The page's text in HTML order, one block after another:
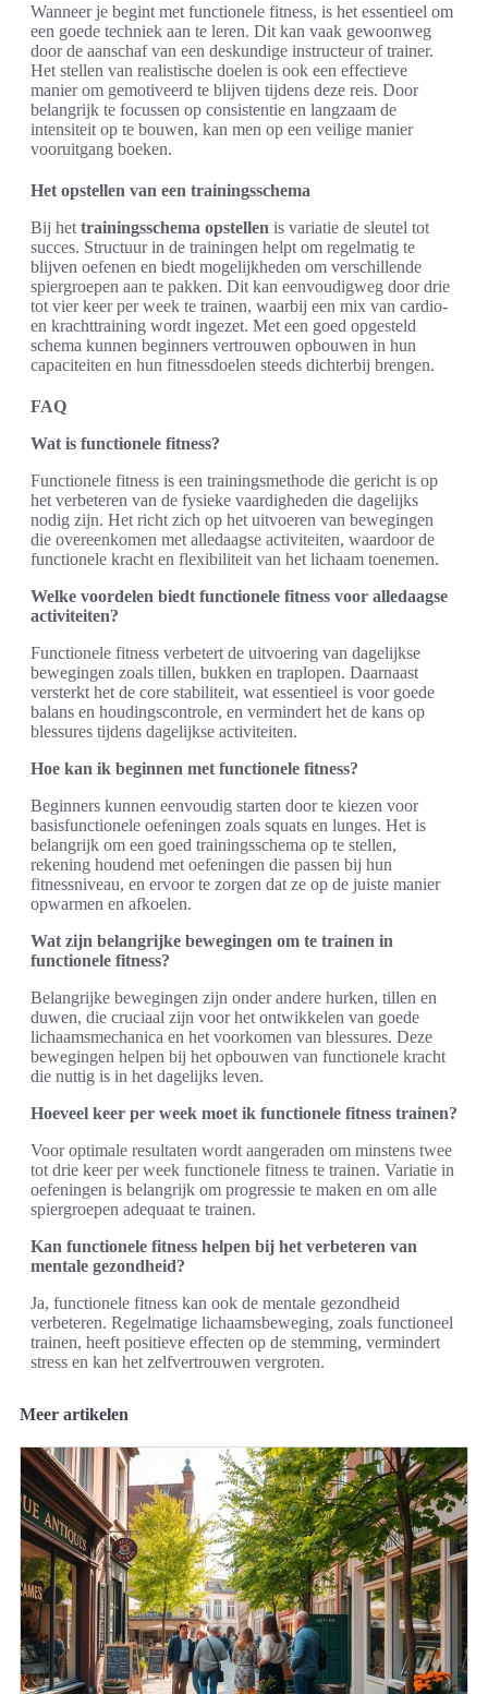
Wanneer je begint met functionele fitness, is het essentieel om
een goede techniek aan te leren. Dit kan vaak gewoonweg
door de aanschaf van een deskundige instructeur of trainer.
Het stellen van realistische doelen is ook een effectieve
manier om gemotiveerd te blijven tijdens deze reis. Door
belangrijk te focussen op consistentie en langzaam de
intensiteit op te bouwen, kan men op een veilige manier
vooruitgang boeken.
Het opstellen van een trainingsschema
Bij het trainingsschema opstellen is variatie de sleutel tot
succes. Structuur in de trainingen helpt om regelmatig te
blijven oefenen en biedt mogelijkheden om verschillende
spiergroepen aan te pakken. Dit kan eenvoudigweg door drie
tot vier keer per week te trainen, waarbij een mix van cardio-
en krachttraining wordt ingezet. Met een goed opgesteld
schema kunnen beginners vertrouwen opbouwen in hun
capaciteiten en hun fitnessdoelen steeds dichterbij brengen.
FAQ
Wat is functionele fitness?
Functionele fitness is een trainingsmethode die gericht is op
het verbeteren van de fysieke vaardigheden die dagelijks
nodig zijn. Het richt zich op het uitvoeren van bewegingen
die overeenkomen met alledaagse activiteiten, waardoor de
functionele kracht en flexibiliteit van het lichaam toenemen.
Welke voordelen biedt functionele fitness voor alledaagse
activiteiten?
Functionele fitness verbetert de uitvoering van dagelijkse
bewegingen zoals tillen, bukken en traplopen. Daarnaast
versterkt het de core stabiliteit, wat essentieel is voor goede
balans en houdingscontrole, en vermindert het de kans op
blessures tijdens dagelijkse activiteiten.
Hoe kan ik beginnen met functionele fitness?
Beginners kunnen eenvoudig starten door te kiezen voor
basisfunctionele oefeningen zoals squats en lunges. Het is
belangrijk om een goed trainingsschema op te stellen,
rekening houdend met oefeningen die passen bij hun
fitnessniveau, en ervoor te zorgen dat ze op de juiste manier
opwarmen en afkoelen.
Wat zijn belangrijke bewegingen om te trainen in
functionele fitness?
Belangrijke bewegingen zijn onder andere hurken, tillen en
duwen, die cruciaal zijn voor het ontwikkelen van goede
lichaamsmechanica en het voorkomen van blessures. Deze
bewegingen helpen bij het opbouwen van functionele kracht
die nuttig is in het dagelijks leven.
Hoeveel keer per week moet ik functionele fitness trainen?
Voor optimale resultaten wordt aangeraden om minstens twee
tot drie keer per week functionele fitness te trainen. Variatie in
oefeningen is belangrijk om progressie te maken en om alle
spiergroepen adequaat te trainen.
Kan functionele fitness helpen bij het verbeteren van
mentale gezondheid?
Ja, functionele fitness kan ook de mentale gezondheid
verbeteren. Regelmatige lichaamsbeweging, zoals functioneel
trainen, heeft positieve effecten op de stemming, vermindert
stress en kan het zelfvertrouwen vergroten.
Meer artikelen